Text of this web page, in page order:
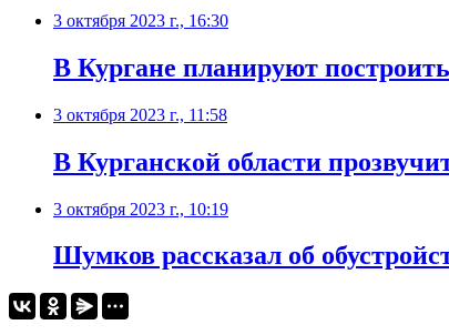
3 октября 2023 г., 16:30
В Кургане планируют
3 октября 2023 г., 11:58
В Курганской области
3 октября 2023 г., 10:19
Шумков рассказал об